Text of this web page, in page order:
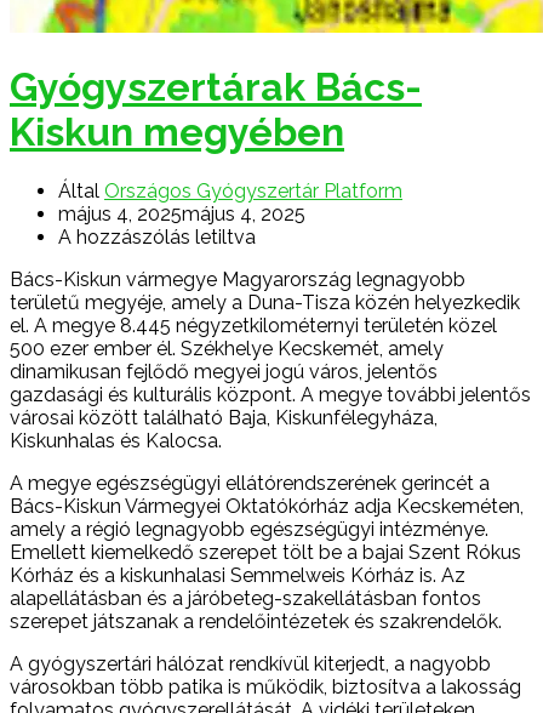
Gyógyszertárak Bács-
Kiskun megyében
Által Országos Gyógyszertár Platform
május 4, 2025május 4, 2025
A hozzászólás letiltva
Bács-Kiskun vármegye Magyarország legnagyobb
területű megyéje, amely a Duna-Tisza közén helyezkedik
el. A megye 8.445 négyzetkilométernyi területén közel
500 ezer ember él. Székhelye Kecskemét, amely
dinamikusan fejlődő megyei jogú város, jelentős
gazdasági és kulturális központ. A megye további jelentős
városai között található Baja, Kiskunfélegyháza,
Kiskunhalas és Kalocsa.
A megye egészségügyi ellátórendszerének gerincét a
Bács-Kiskun Vármegyei Oktatókórház adja Kecskeméten,
amely a régió legnagyobb egészségügyi intézménye.
Emellett kiemelkedő szerepet tölt be a bajai Szent Rókus
Kórház és a kiskunhalasi Semmelweis Kórház is. Az
alapellátásban és a járóbeteg-szakellátásban fontos
szerepet játszanak a rendelőintézetek és szakrendelők.
A gyógyszertári hálózat rendkívül kiterjedt, a nagyobb
városokban több patika is működik, biztosítva a lakosság